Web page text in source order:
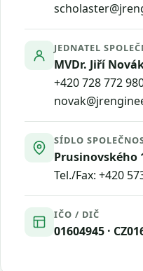
JEDNATEL
MVDr. Jiří
+420 728 772
SÍDLO
Prusinovského
Tel./Fax: +420
IČO / DIČ
01604945 ·